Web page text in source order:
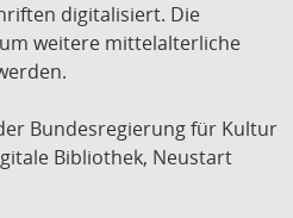
digitalisiert. Die
weitere mittelalterliche
Bundesregierung für Kultur
Bibliothek, Neustart